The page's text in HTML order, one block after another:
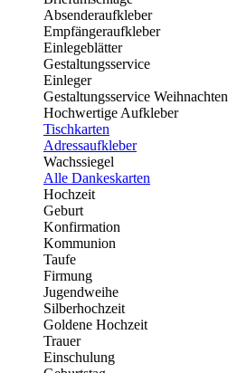
Absenderaufkleber
Empfängeraufkleber
Einlegeblätter
Gestaltungsservice
Einleger
Gestaltungsservice Weihnachten
Hochwertige Aufkleber
Tischkarten
Adressaufkleber
Wachssiegel
Alle Dankeskarten
Hochzeit
Geburt
Konfirmation
Kommunion
Taufe
Firmung
Jugendweihe
Silberhochzeit
Goldene Hochzeit
Trauer
Einschulung